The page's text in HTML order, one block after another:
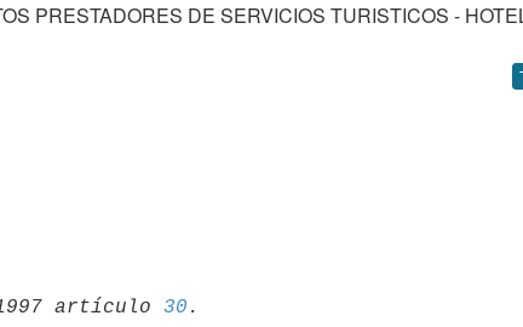
PRESTADORES DE SERVICIOS TURISTICOS -
artículo 30